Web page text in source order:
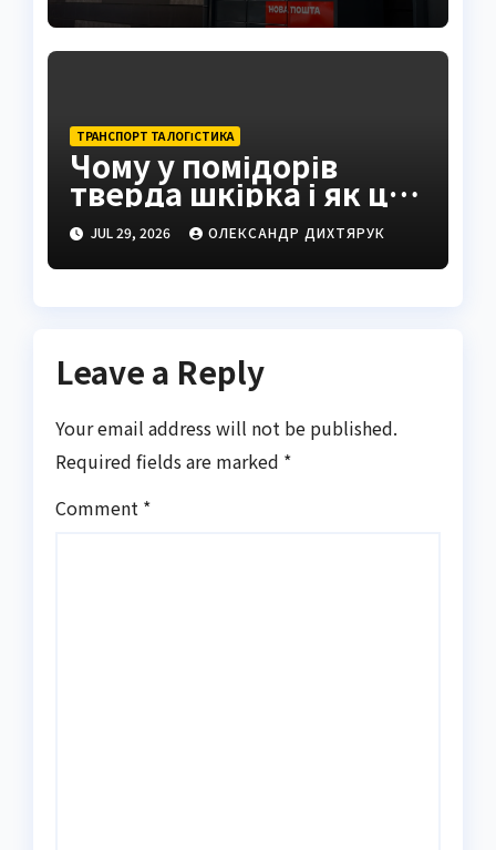
ТРАНСПОРТ ТА ЛОГІСТИКА
Чому у помідорів
тверда шкірка і як це
виправити
JUL 29, 2026 ОЛЕКСАНДР ДИХТЯРУК
Leave a Reply
Your email address will not be published.
Required fields are marked *
Comment *